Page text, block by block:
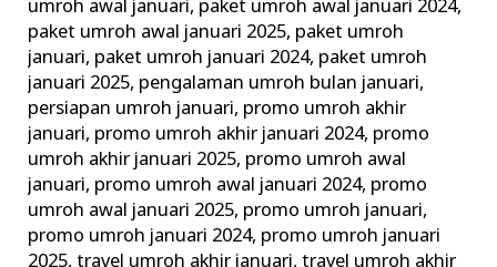
umroh awal januari, paket umroh awal januari 2024,
paket umroh awal januari 2025, paket umroh
januari, paket umroh januari 2024, paket umroh
januari 2025, pengalaman umroh bulan januari,
persiapan umroh januari, promo umroh akhir
januari, promo umroh akhir januari 2024, promo
umroh akhir januari 2025, promo umroh awal
januari, promo umroh awal januari 2024, promo
umroh awal januari 2025, promo umroh januari,
promo umroh januari 2024, promo umroh januari
2025,travel umroh akhir januari,travel umroh akhir